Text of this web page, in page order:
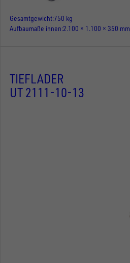
Gesamtgewicht 750 kg
Aufbaumaße innen 2.100 × 1.100 × 350 mm
TIEFLADER
UT 2111-10-13